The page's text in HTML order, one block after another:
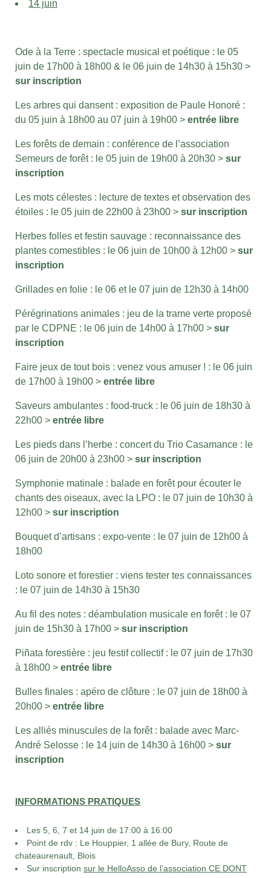
14 juin
Ode à la Terre : spectacle musical et poétique : le 05
juin de 17h00 à 18h00 & le 06 juin de 14h30 à 15h30 >
sur inscription
Les arbres qui dansent : exposition de Paule Honoré :
du 05 juin à 18h00 au 07 juin à 19h00 > entrée libre
Les forêts de demain : conférence de l’association
Semeurs de forêt : le 05 juin de 19h00 à 20h30 > sur
inscription
Les mots célestes : lecture de textes et observation des
étoiles : le 05 juin de 22h00 à 23h00 > sur inscription
Herbes folles et festin sauvage : reconnaissance des
plantes comestibles : le 06 juin de 10h00 à 12h00 > sur
inscription
Grillades en folie : le 06 et le 07 juin de 12h30 à 14h00
Pérégrinations animales : jeu de la trame verte proposé
par le CDPNE : le 06 juin de 14h00 à 17h00 > sur
inscription
Faire jeux de tout bois : venez vous amuser ! : le 06 juin
de 17h00 à 19h00 > entrée libre
Saveurs ambulantes : food-truck : le 06 juin de 18h30 à
22h00 > entrée libre
Les pieds dans l’herbe : concert du Trio Casamance : le
06 juin de 20h00 à 23h00 > sur inscription
Symphonie matinale : balade en forêt pour écouter le
chants des oiseaux, avec la LPO : le 07 juin de 10h30 à
12h00 > sur inscription
Bouquet d’artisans : expo-vente : le 07 juin de 12h00 à
18h00
Loto sonore et forestier : viens tester tes connaissances
: le 07 juin de 14h30 à 15h30
Au fil des notes : déambulation musicale en forêt : le 07
juin de 15h30 à 17h00 > sur inscription
Piñata forestière : jeu festif collectif : le 07 juin de 17h30
à 18h00 > entrée libre
Bulles finales : apéro de clôture : le 07 juin de 18h00 à
20h00 > entrée libre
Les alliés minuscules de la forêt : balade avec Marc-
André Selosse : le 14 juin de 14h30 à 16h00 > sur
inscription
INFORMATIONS PRATIQUES
Les 5, 6, 7 et 14 juin de 17:00 à 16:00
Point de rdv : Le Houppier, 1 allée de Bury, Route de
chateaurenault, Blois
Sur inscription sur le HelloAsso de l’association CE DONT